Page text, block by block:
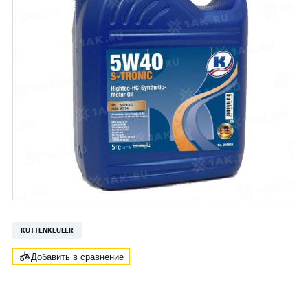
KUTTENKEULER
Добавить в сравнение